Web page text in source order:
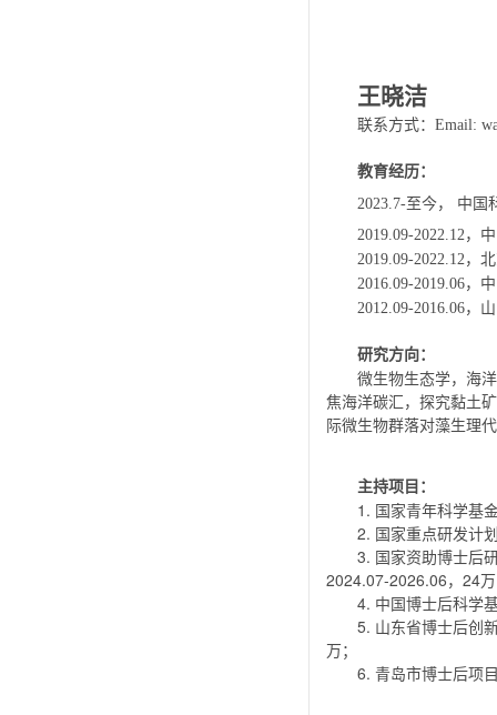
王晓洁
联系方式： Email:
教育经历：
2023.7-至今， 中国
2019.09-2022.12，
2019.09-2022.12，
2016.09-2019.06，
2012.09-2016.06，
研究方向：
微生物生态学，海
焦海洋碳汇，探究黏土
际微生物群落对藻生理
主持项目：
1. 国家青年科学基
2. 国家重点研发计
3. 国家资助博士后
2024.07-2026.06，24
4. 中国博士后科学
5. 山东省博士后创
万；
6. 青岛市博士后项